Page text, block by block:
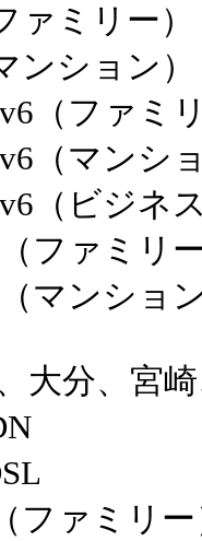
ァミリー）
ンション）
（ファミ
（マンシ
（ビジネ
ファミリ
マンショ
大分、宮
ファミリ